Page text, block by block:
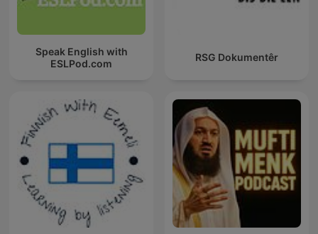
Speak English with
ESLPod.com
RSG Dokumentêr